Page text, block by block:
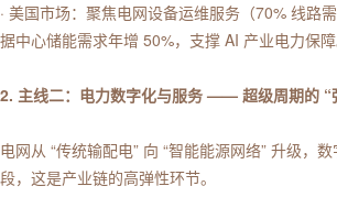
· 美国市场：聚焦电网设备运维服务（70% 线路
据中心储能需求年增 50%，支撑 AI 产业电力保障
2. 主线二：电力数字化与服务 —— 超级周期的 “
电网从 “传统输配电” 向 “智能能源网络” 升级，
段，这是产业链的高弹性环节。